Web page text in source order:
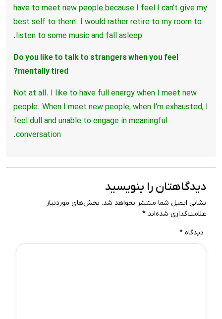
have to meet new people because I feel I can't give my
best self to them. I would rather retire to my room to
listen to some music and fall asleep.
Do you like to talk to strangers when you feel
mentally tired?
Not at all. I like to have full energy when I meet new
people. When I meet new people, when I'm exhausted, I
feel dull and unable to engage in meaningful
conversation.
دیدگاهتان را بنویسید
نشانی ایمیل شما منتشر نخواهد شد. بخش‌های موردنیاز
علامت‌گذاری شده‌اند *
دیدگاه *